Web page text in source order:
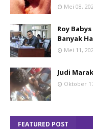
Mei 08,
Roy
Banyak
Mei 11,
Judi
Oktober
FEATURED POST